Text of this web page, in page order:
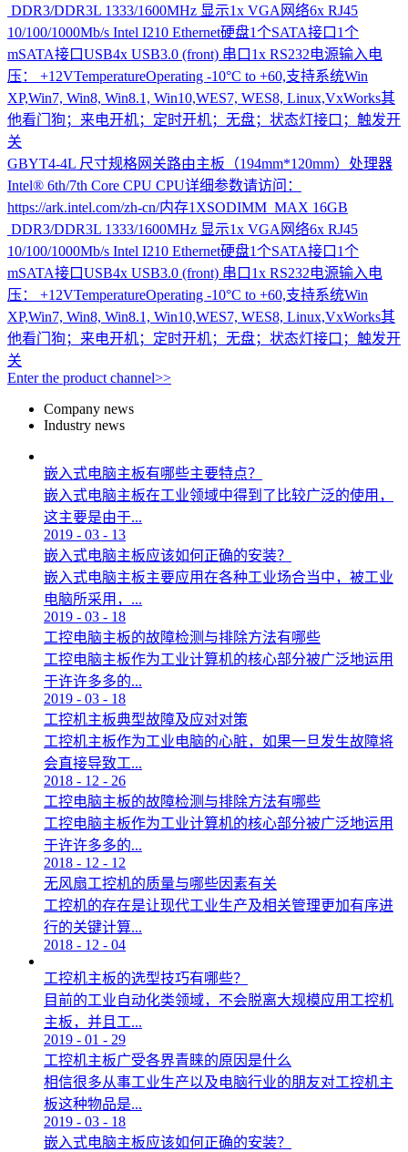
DDR3/DDR3L 1333/1600MHz 显示1x VGA网络6x RJ45
10/100/1000Mb/s Intel I210 Ethernet硬盘1个SATA接口1个
mSATA接口USB4x USB3.0 (front) 串口1x RS232电源输入电
压： +12VTemperatureOperating -10°C to +60,支持系统Win
XP,Win7, Win8, Win8.1, Win10,WES7, WES8, Linux,VxWorks其
他看门狗；来电开机；定时开机；无盘；状态灯接口；触发开
关
GBYT4-4L 尺寸规格网关路由主板（194mm*120mm）处理器
Intel® 6th/7th Core CPU CPU详细参数请访问：
https://ark.intel.com/zh-cn/内存1XSODIMM MAX 16GB
DDR3/DDR3L 1333/1600MHz 显示1x VGA网络6x RJ45
10/100/1000Mb/s Intel I210 Ethernet硬盘1个SATA接口1个
mSATA接口USB4x USB3.0 (front) 串口1x RS232电源输入电
压： +12VTemperatureOperating -10°C to +60,支持系统Win
XP,Win7, Win8, Win8.1, Win10,WES7, WES8, Linux,VxWorks其
他看门狗；来电开机；定时开机；无盘；状态灯接口；触发开
关
Enter the product channel>>
Company news
Industry news
嵌入式电脑主板有哪些主要特点？
嵌入式电脑主板在工业领域中得到了比较广泛的使用，
这主要是由于...
2019 - 03 - 13
嵌入式电脑主板应该如何正确的安装？
嵌入式电脑主板主要应用在各种工业场合当中，被工业
电脑所采用，...
2019 - 03 - 18
工控电脑主板的故障检测与排除方法有哪些
工控电脑主板作为工业计算机的核心部分被广泛地运用
于许许多多的...
2019 - 03 - 18
工控机主板典型故障及应对对策
工控机主板作为工业电脑的心脏，如果一旦发生故障将
会直接导致工...
2018 - 12 - 26
工控电脑主板的故障检测与排除方法有哪些
工控电脑主板作为工业计算机的核心部分被广泛地运用
于许许多多的...
2018 - 12 - 12
无风扇工控机的质量与哪些因素有关
工控机的存在是让现代工业生产及相关管理更加有序进
行的关键计算...
2018 - 12 - 04
工控机主板的选型技巧有哪些？
目前的工业自动化类领域，不会脱离大规模应用工控机
主板，并且工...
2019 - 01 - 29
工控机主板广受各界青睐的原因是什么
相信很多从事工业生产以及电脑行业的朋友对工控机主
板这种物品是...
2019 - 03 - 18
嵌入式电脑主板应该如何正确的安装？